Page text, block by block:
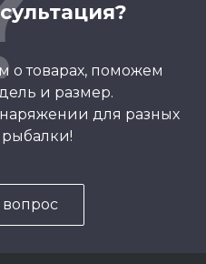
о товарах, поможем
и размер.
для разных
вопрос